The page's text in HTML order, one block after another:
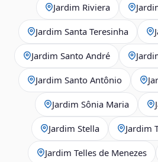
Jardim Riviera
Jardim Santa Teresinha
Jardim Santo André
Jardim Santo Antônio
Jardim Sônia Maria
Jardim Stella Jardim
Jardim Telles de Menezes